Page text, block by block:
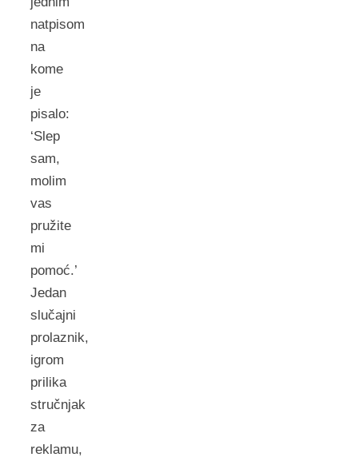
natpisom
na
kome
je
pisalo:
‘Slep
sam,
molim
vas
pružite
mi
pomoć.’
Jedan
slučajni
prolaznik,
igrom
prilika
stručnjak
za
reklamu,